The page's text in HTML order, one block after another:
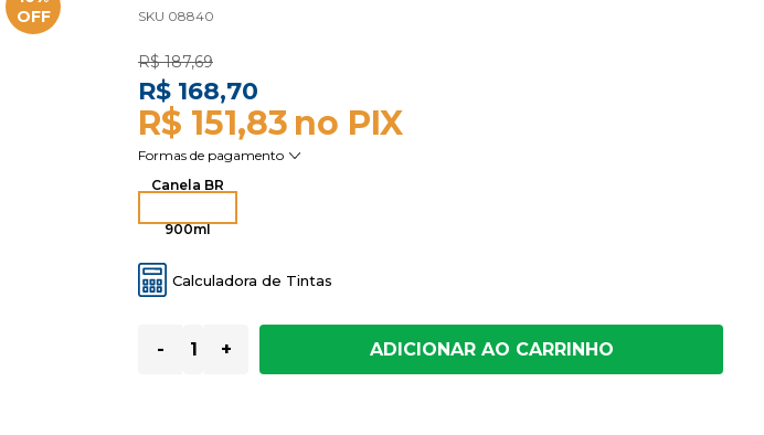
OFF
SKU 08840
R$ 187,69
R$ 168,70
R$ 151,83
Canela BR
900ml
Calculadora de Tintas
- +